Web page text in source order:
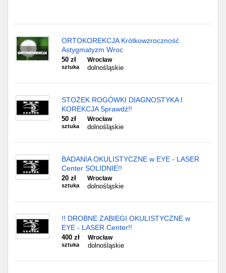
ORTOKOREKCJA Krótkowzroczność
Astygmatyzm Wroc
50 zł
sztuka
Wrocław
dolnośląskie
STOŻEK ROGÓWKI DIAGNOSTYKA I
KOREKCJA Sprawdź!!
50 zł
sztuka
Wrocław
dolnośląskie
BADANIA OKULISTYCZNE w EYE - LASER
Center SOLIDNIE!!
20 zł
sztuka
Wrocław
dolnośląskie
!! DROBNE ZABIEGI OKULISTYCZNE w
EYE - LASER Center!!
400 zł
sztuka
Wrocław
dolnośląskie